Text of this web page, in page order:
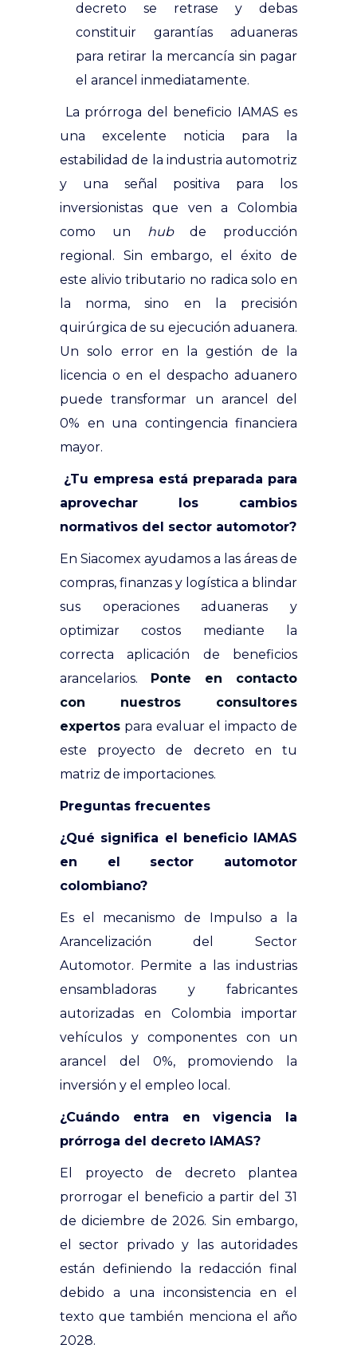
decreto se retrase y debas
constituir garantías aduaneras
para retirar la mercancía sin pagar
el arancel inmediatamente.
La prórroga del beneficio IAMAS es
una excelente noticia para la
estabilidad de la industria automotriz
y una señal positiva para los
inversionistas que ven a Colombia
como un hubde producción
regional. Sin embargo, el éxito de
este alivio tributario no radica solo en
la norma, sino en la precisión
quirúrgica de su ejecución aduanera.
Un solo error en la gestión de la
licencia o en el despacho aduanero
puede transformar un arancel del
0% en una contingencia financiera
mayor.
¿Tu empresa está preparada para
aprovechar los cambios
normativos del sector automotor?
En Siacomex ayudamos a las áreas de
compras, finanzas y logística a blindar
sus operaciones aduaneras y
optimizar costos mediante la
correcta aplicación de beneficios
arancelarios. Ponte en contacto
con nuestros consultores
expertos para evaluar el impacto de
este proyecto de decreto en tu
matriz de importaciones.
Preguntas frecuentes
¿Qué significa el beneficio IAMAS
en el sector automotor
colombiano?
Es el mecanismo de Impulso a la
Arancelización del Sector
Automotor. Permite a las industrias
ensambladoras y fabricantes
autorizadas en Colombia importar
vehículos y componentes con un
arancel del 0%, promoviendo la
inversión y el empleo local.
¿Cuándo entra en vigencia la
prórroga del decreto IAMAS?
El proyecto de decreto plantea
prorrogar el beneficio a partir del 31
de diciembre de 2026. Sin embargo,
el sector privado y las autoridades
están definiendo la redacción final
debido a una inconsistencia en el
texto que también menciona el año
2028.